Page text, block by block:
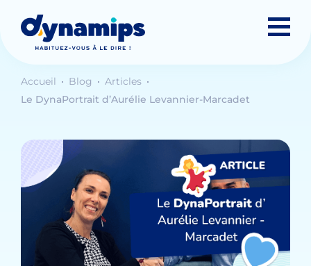
Accueil Blog
Articles
Le DynaPortrait d’Aurélie Levannier-Marcadet